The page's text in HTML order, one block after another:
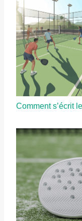
Comment s’écrit